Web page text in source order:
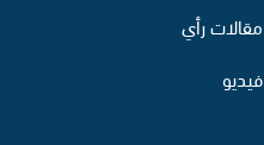
مقالات رأي
فيديو